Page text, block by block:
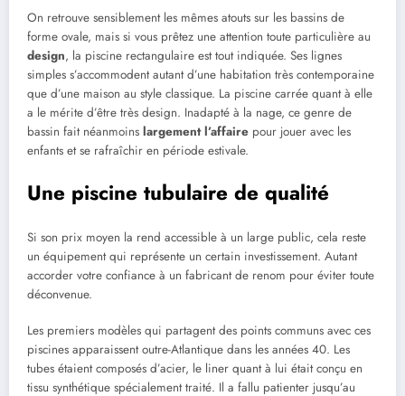
On retrouve sensiblement les mêmes atouts sur les bassins de
forme ovale, mais si vous prêtez une attention toute particulière au
design, la piscine rectangulaire est tout indiquée. Ses lignes
simples s’accommodent autant d’une habitation très contemporaine
que d’une maison au style classique. La piscine carrée quant à elle
a le mérite d’être très design. Inadapté à la nage, ce genre de
bassin fait néanmoins largement l’affaire pour jouer avec les
enfants et se rafraîchir en période estivale.
Une piscine tubulaire de qualité
Si son prix moyen la rend accessible à un large public, cela reste
un équipement qui représente un certain investissement. Autant
accorder votre confiance à un fabricant de renom pour éviter toute
déconvenue.
Les premiers modèles qui partagent des points communs avec ces
piscines apparaissent outre-Atlantique dans les années 40. Les
tubes étaient composés d’acier, le liner quant à lui était conçu en
tissu synthétique spécialement traité. Il a fallu patienter jusqu’au